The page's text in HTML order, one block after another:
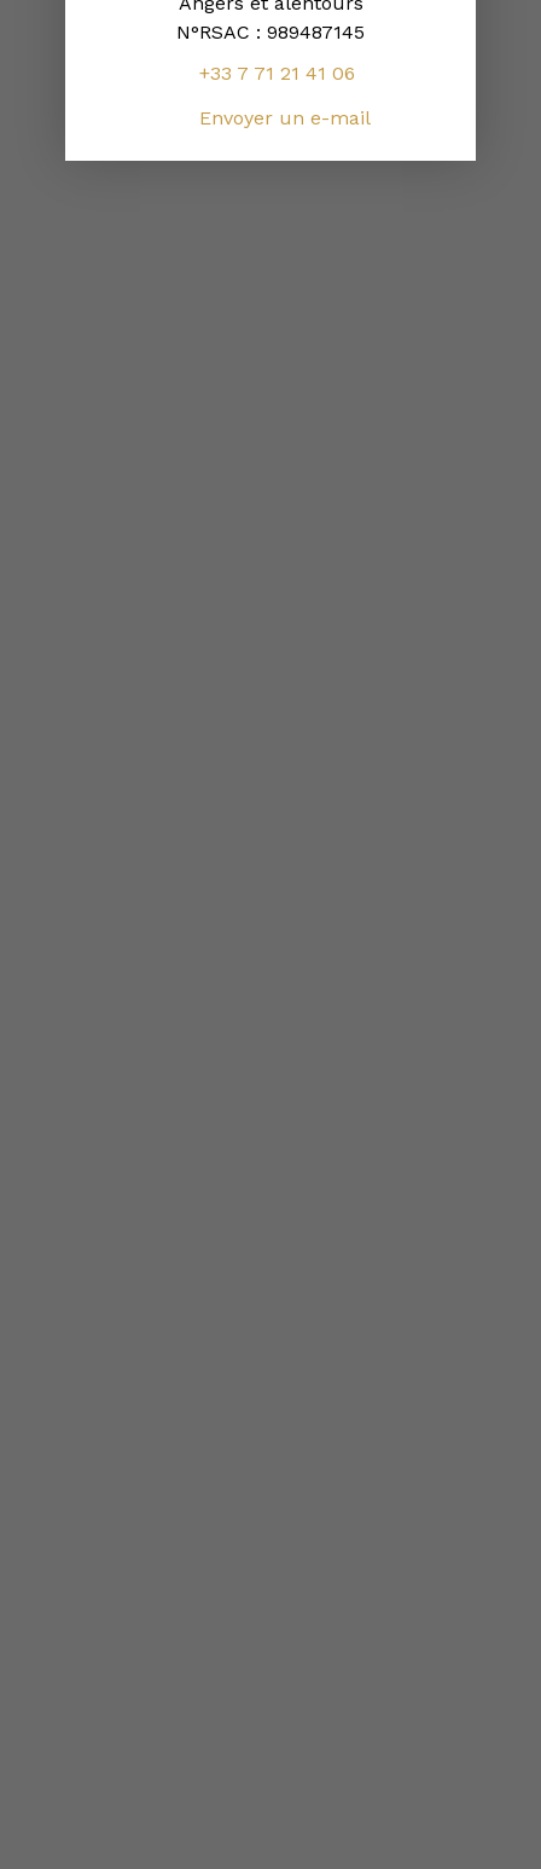
N°RSAC : 989487145
+33 7 71 21 41 06
Envoyer un e-mail